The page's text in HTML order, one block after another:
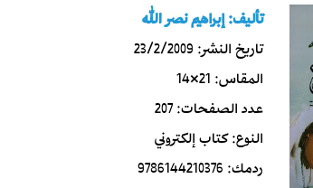
تأليف:إبراهيم نصر الله
تاريخ النشر:23/2/2009
المقاس:21×14
عدد الصفحات:207
النوع:كتاب إلكتروني
ردمك:9786144210376